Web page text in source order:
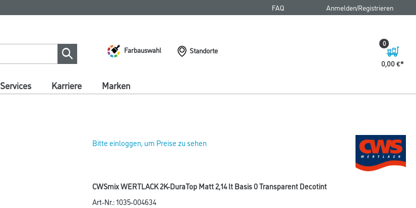
FAQ Anmelden/Registrieren
Farbauswahl
Standorte
0,00 €
0
Services Karriere Marken
Bitte einloggen, um Preise zu sehen
CWSmix WERTLACK 2K-DuraTop Matt 2,14 lt Basis 0 Transparent Decotint
Art-Nr.:1035-004634